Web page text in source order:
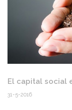
El capital social
31-5-2016